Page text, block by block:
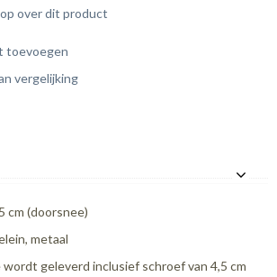
over dit product
toevoegen
vergelijking
cm (doorsnee)
metaal
geleverd inclusief schroef van 4,5 cm